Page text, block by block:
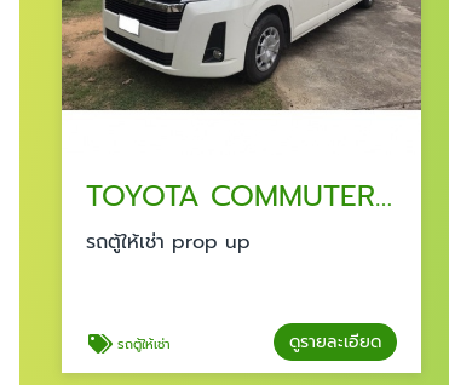
TOYOTA COMMUTER รถตู้ให้เช่าสำหรับองค์กร บริษัท พัทยา ชลบุรี
รถตู้ให้เช่า prop up
รถตู้ให้เช่า ดูรายละเอียด